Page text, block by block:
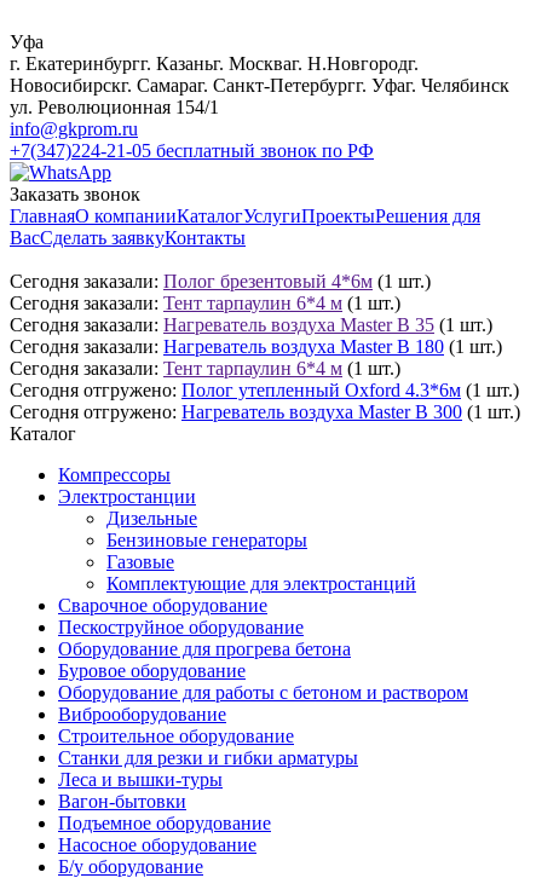
Уфа
г. Екатеринбургг. Казаньг. Москваг. Н.Новгородг.
Новосибирскг. Самараг. Санкт-Петербургг. Уфаг. Челябинск
ул. Революционная 154/1
info@gkprom.ru
+7(347)224-21-05 бесплатный звонок по РФ
Заказать звонок
ГлавнаяО компанииКаталогУслугиПроектыРешения для
ВасСделать заявкуКонтакты
Сегодня заказали: Полог брезентовый 4*6м (1 шт.)
Сегодня заказали: Тент тарпаулин 6*4 м (1 шт.)
Сегодня заказали: Нагреватель воздуха Master B 35 (1 шт.)
Сегодня заказали: Нагреватель воздуха Master B 180 (1 шт.)
Сегодня заказали: Тент тарпаулин 6*4 м (1 шт.)
Сегодня отгружено: Полог утепленный Oxford 4.3*6м (1 шт.)
Сегодня отгружено: Нагреватель воздуха Master B 300 (1 шт.)
Каталог
Компрессоры
Электростанции
Дизельные
Бензиновые генераторы
Газовые
Комплектующие для электростанций
Сварочное оборудование
Пескоструйное оборудование
Оборудование для прогрева бетона
Буровое оборудование
Оборудование для работы с бетоном и раствором
Виброоборудование
Строительное оборудование
Станки для резки и гибки арматуры
Леса и вышки-туры
Вагон-бытовки
Подъемное оборудование
Насосное оборудование
Б/у оборудование